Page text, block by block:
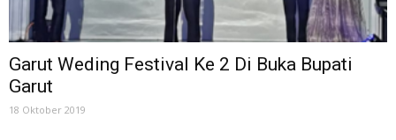
Garut Weding Festival Ke 2 Di Buka Bupati
Garut
18 Oktober 2019